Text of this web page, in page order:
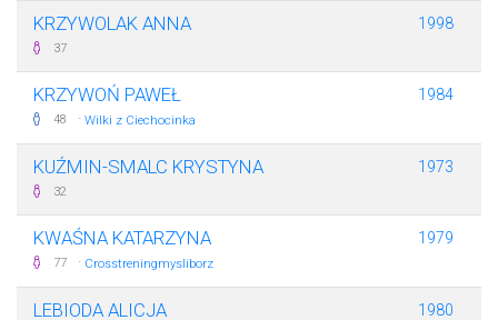
KRZYWOLAK ANNA
37
1998
KRZYWOŃ PAWEŁ
48 · Wilki z Ciechocinka
1984
KUŹMIN-SMALC KRYSTYNA
32
1973
KWAŚNA KATARZYNA
77 · Crosstreningmysliborz
1979
LEBIODA ALICJA 1980